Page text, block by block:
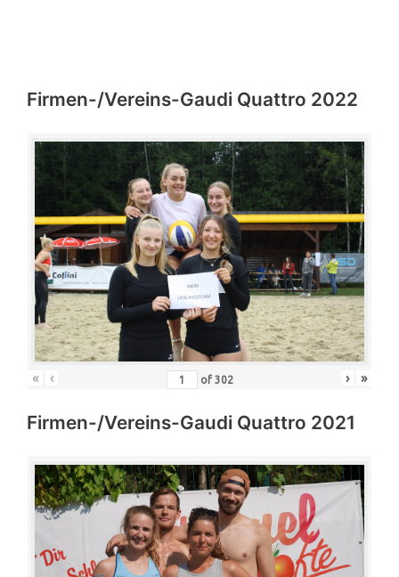
Firmen-/Vereins-Gaudi Quattro 2022
« ‹ of 302 › »
Firmen-/Vereins-Gaudi Quattro 2021